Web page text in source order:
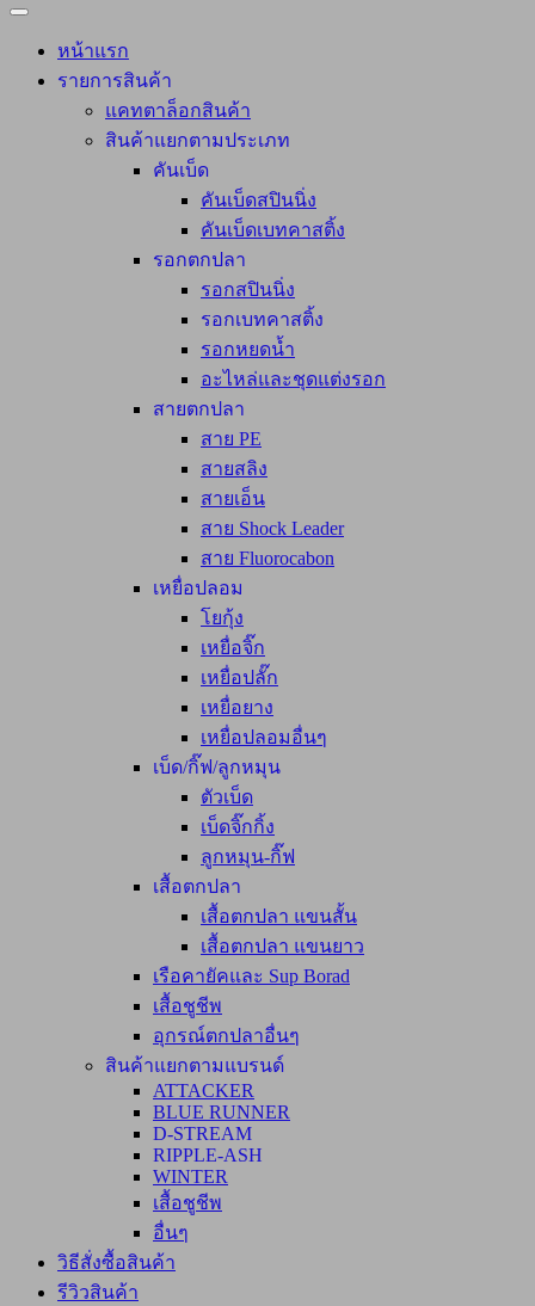
หน้าแรก
รายการสินค้า
แคทตาล็อกสินค้า
สินค้าแยกตามประเภท
คันเบ็ด
คันเบ็ดสปินนิ่ง
คันเบ็ดเบทคาสติ้ง
รอกตกปลา
รอกสปินนิ่ง
รอกเบทคาสติ้ง
รอกหยดน้ำ
อะไหล่และชุดแต่งรอก
สายตกปลา
สาย PE
สายสลิง
สายเอ็น
สาย Shock Leader
สาย Fluorocabon
เหยื่อปลอม
โยกุ้ง
เหยื่อจิ๊ก
เหยื่อปลั๊ก
เหยื่อยาง
เหยื่อปลอมอื่นๆ
เบ็ด/กิ๊ฟ/ลูกหมุน
ตัวเบ็ด
เบ็ดจิ๊กกิ้ง
ลูกหมุน-กิ๊ฟ
เสื้อตกปลา
เสื้อตกปลา แขนสั้น
เสื้อตกปลา แขนยาว
เรือคายัคและ Sup Borad
เสื้อชูชีพ
อุกรณ์ตกปลาอื่นๆ
สินค้าแยกตามแบรนด์
ATTACKER
BLUE RUNNER
D-STREAM
RIPPLE-ASH
WINTER
เสื้อชูชีพ
อื่นๆ
วิธีสั่งซื้อสินค้า
รีวิวสินค้า